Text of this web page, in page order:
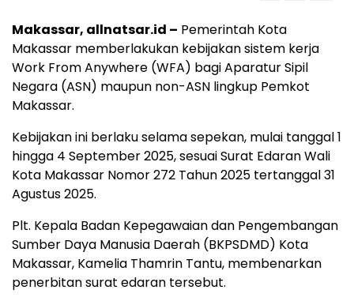
Makassar, allnatsar.id – Pemerintah Kota
Makassar memberlakukan kebijakan sistem kerja
Work From Anywhere (WFA) bagi Aparatur Sipil
Negara (ASN) maupun non-ASN lingkup Pemkot
Makassar.
Kebijakan ini berlaku selama sepekan, mulai tanggal 1
hingga 4 September 2025, sesuai Surat Edaran Wali
Kota Makassar Nomor 272 Tahun 2025 tertanggal 31
Agustus 2025.
Plt. Kepala Badan Kepegawaian dan Pengembangan
Sumber Daya Manusia Daerah (BKPSDMD) Kota
Makassar, Kamelia Thamrin Tantu, membenarkan
penerbitan surat edaran tersebut.